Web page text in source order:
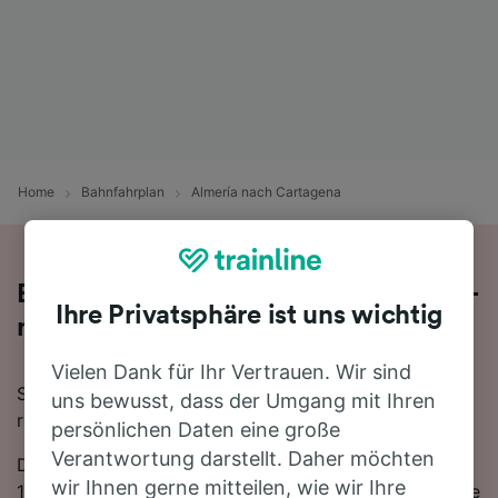
Home Bahnfahrplan Almería nach Cartagena
Bequem von Almería nach Cartagena -
nehmen Sie den Zug!
Sie wollen mit dem Zug von Almería nach Cartagena
reisen? Dann sind Sie bei uns genau richtig!
Die Fahrtzeit beträgt mit der schnellsten Verbindung
12 Stunden 36 Minuten. Auf der 152 km langen Strecke
Ihre Privatsphäre ist uns wichtig
Vielen Dank für Ihr Vertrauen. Wir sind
uns bewusst, dass der Umgang mit Ihren
persönlichen Daten eine große
Verantwortung darstellt. Daher möchten
wir Ihnen gerne mitteilen, wie wir Ihre